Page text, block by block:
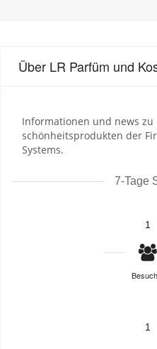
Über LR Parfüm und
Informationen und news
schönheitsprodukten der
Systems.
7-Tage
1
1